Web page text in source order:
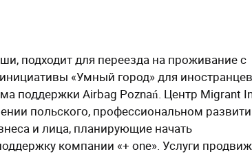
подходит для переезда на проживание с
«Умный город» для
поддержки Airbag Poznań. Центр Migrant
польского, профессиональном
и лица, планирующие начать
компании «+ one». Услуги